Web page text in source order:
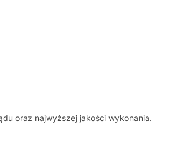
oraz najwyższej jakości wykonania.